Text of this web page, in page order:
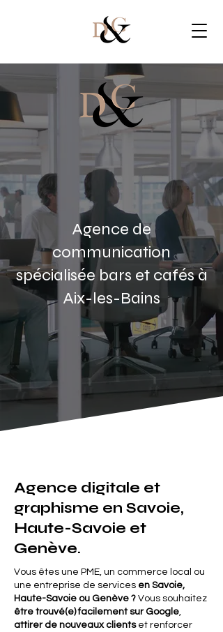
Agence de
communication
spécialisée bars et cafés à
Aix-les-Bains
Agence digitale et
graphisme en Savoie,
Haute-Savoie et
Genève.
Vous êtes une PME, un commerce local ou
une entreprise de services en Savoie,
Haute-Savoie ou Genève ? Vous souhaitez
être trouvé(e) facilement sur Google,
attirer de nouveaux clientset renforcer